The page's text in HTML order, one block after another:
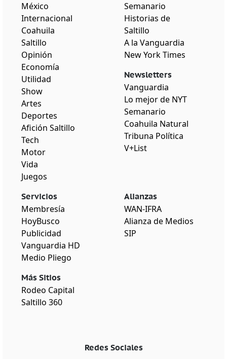
México
Internacional
Coahuila
Saltillo
Opinión
Economía
Utilidad
Show
Artes
Deportes
Afición Saltillo
Tech
Motor
Vida
Juegos
Semanario
Historias de
Saltillo
A la Vanguardia
New York Times
Newsletters
Vanguardia
Lo mejor de NYT
Semanario
Coahuila Natural
Tribuna Política
V+List
Servicios
Membresía
HoyBusco
Publicidad
Vanguardia HD
Medio Pliego
Más Sitios
Rodeo Capital
Saltillo 360
Alianzas
WAN-IFRA
Alianza de Medios
SIP
Redes Sociales